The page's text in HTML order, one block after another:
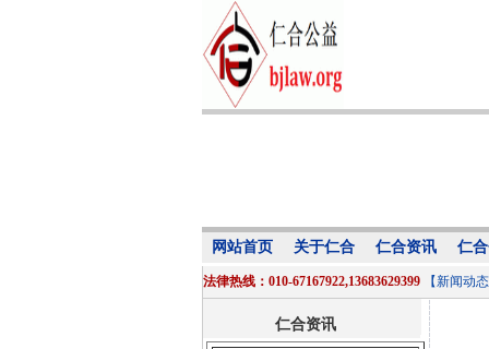
网站首页 关于仁合 仁合资讯 仁
法律热线：010-67167922,13683629399 【新闻动
仁合资讯